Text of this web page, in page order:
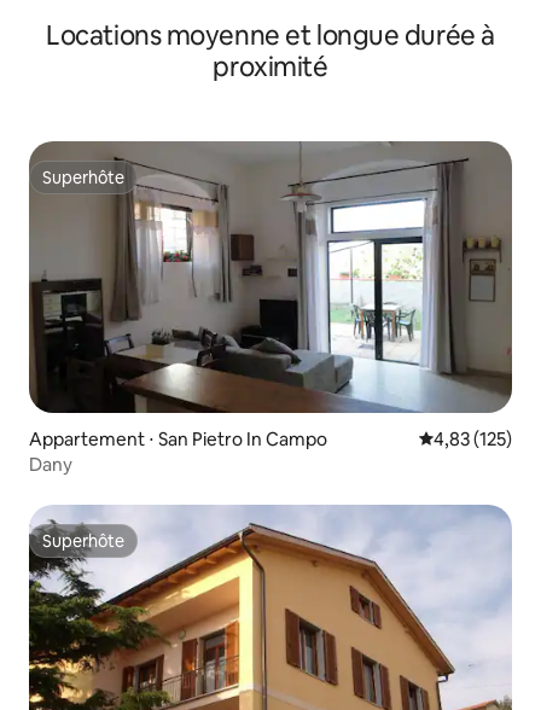
Locations moyenne et longue durée à
proximité
Superhôte
Superhôte
Appartement ⋅ San Pietro In Campo Évaluation
4,83 (125)
Dany
Superhôte
Superhôte